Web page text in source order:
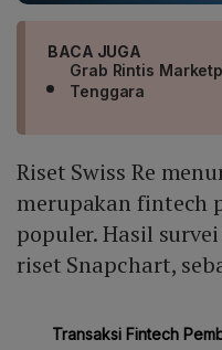
BACA JUGA
Grab Rintis
Tenggara
Riset Swiss Re
merupakan fintech
populer. Hasil
riset Snapchart,